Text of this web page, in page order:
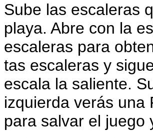
Sube las escaleras
playa. Abre con la
escaleras para
tas escaleras y
escala la saliente.
izquierda verás una
para salvar el juego